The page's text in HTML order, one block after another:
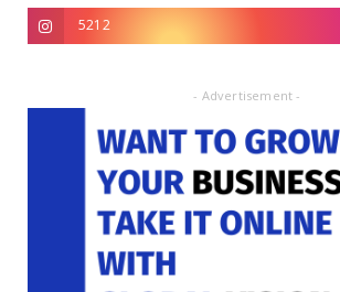
5212
- Advertisement -